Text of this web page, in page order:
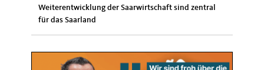
Weiterentwicklung der Saarwirtschaft sind zentral
für das Saarland